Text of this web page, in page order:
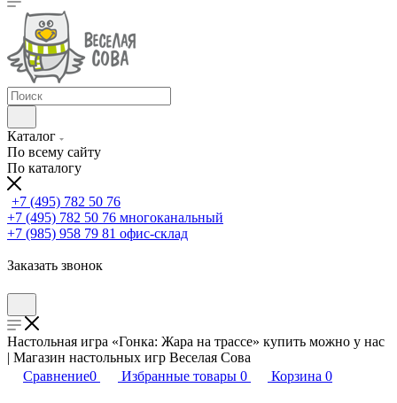
Каталог
По всему сайту
По каталогу
+7 (495) 782 50 76
+7 (495) 782 50 76 многоканальный
+7 (985) 958 79 81 офис-склад
Заказать звонок
Настольная игра «Гонка: Жара на трассе» купить можно у нас
| Магазин настольных игр Веселая Сова
Сравнение0 Избранные товары 0 Корзина 0